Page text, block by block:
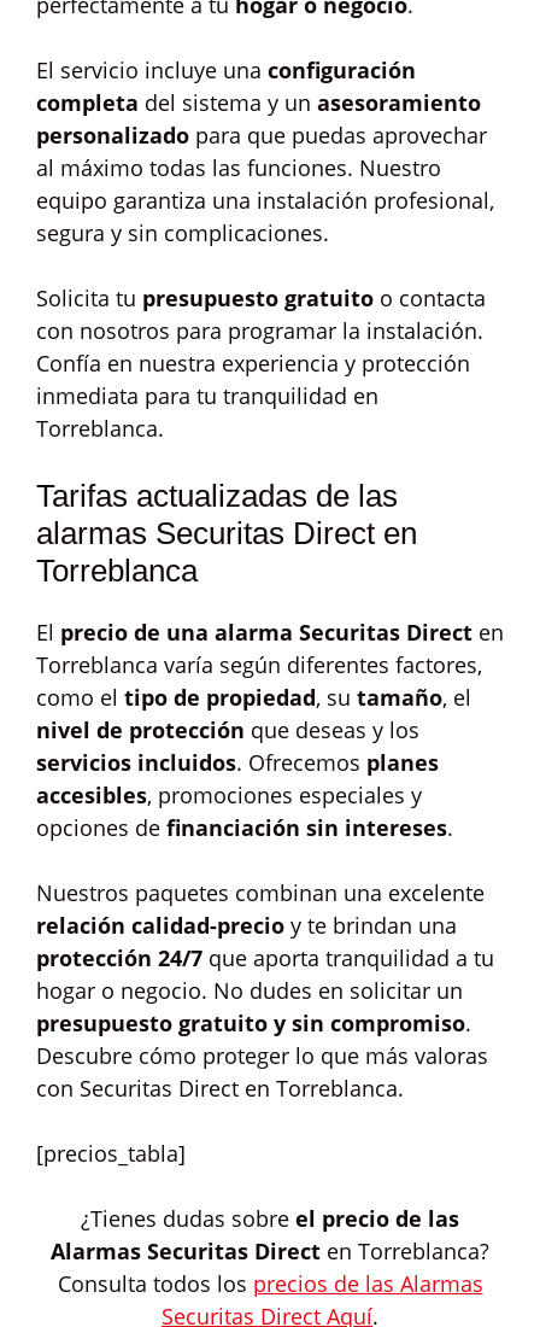
El servicio incluye una configuración
completa del sistema y un asesoramiento
personalizado para que puedas aprovechar
al máximo todas las funciones. Nuestro
equipo garantiza una instalación profesional,
segura y sin complicaciones.
Solicita tu presupuesto gratuito o contacta
con nosotros para programar la instalación.
Confía en nuestra experiencia y protección
inmediata para tu tranquilidad en
Torreblanca.
Tarifas actualizadas de las
alarmas Securitas Direct en
Torreblanca
El precio de una alarma Securitas Direct en
Torreblanca varía según diferentes factores,
como el tipo de propiedad, su tamaño, el
nivel de protección que deseas y los
servicios incluidos. Ofrecemos planes
accesibles, promociones especiales y
opciones de financiación sin intereses.
Nuestros paquetes combinan una excelente
relación calidad-precio y te brindan una
protección 24/7 que aporta tranquilidad a tu
hogar o negocio. No dudes en solicitar un
presupuesto gratuito y sin compromiso.
Descubre cómo proteger lo que más valoras
con Securitas Direct en Torreblanca.
[precios_tabla]
¿Tienes dudas sobre el precio de las
Alarmas Securitas Direct en Torreblanca?
Consulta todos los precios de las Alarmas
Securitas Direct Aquí.